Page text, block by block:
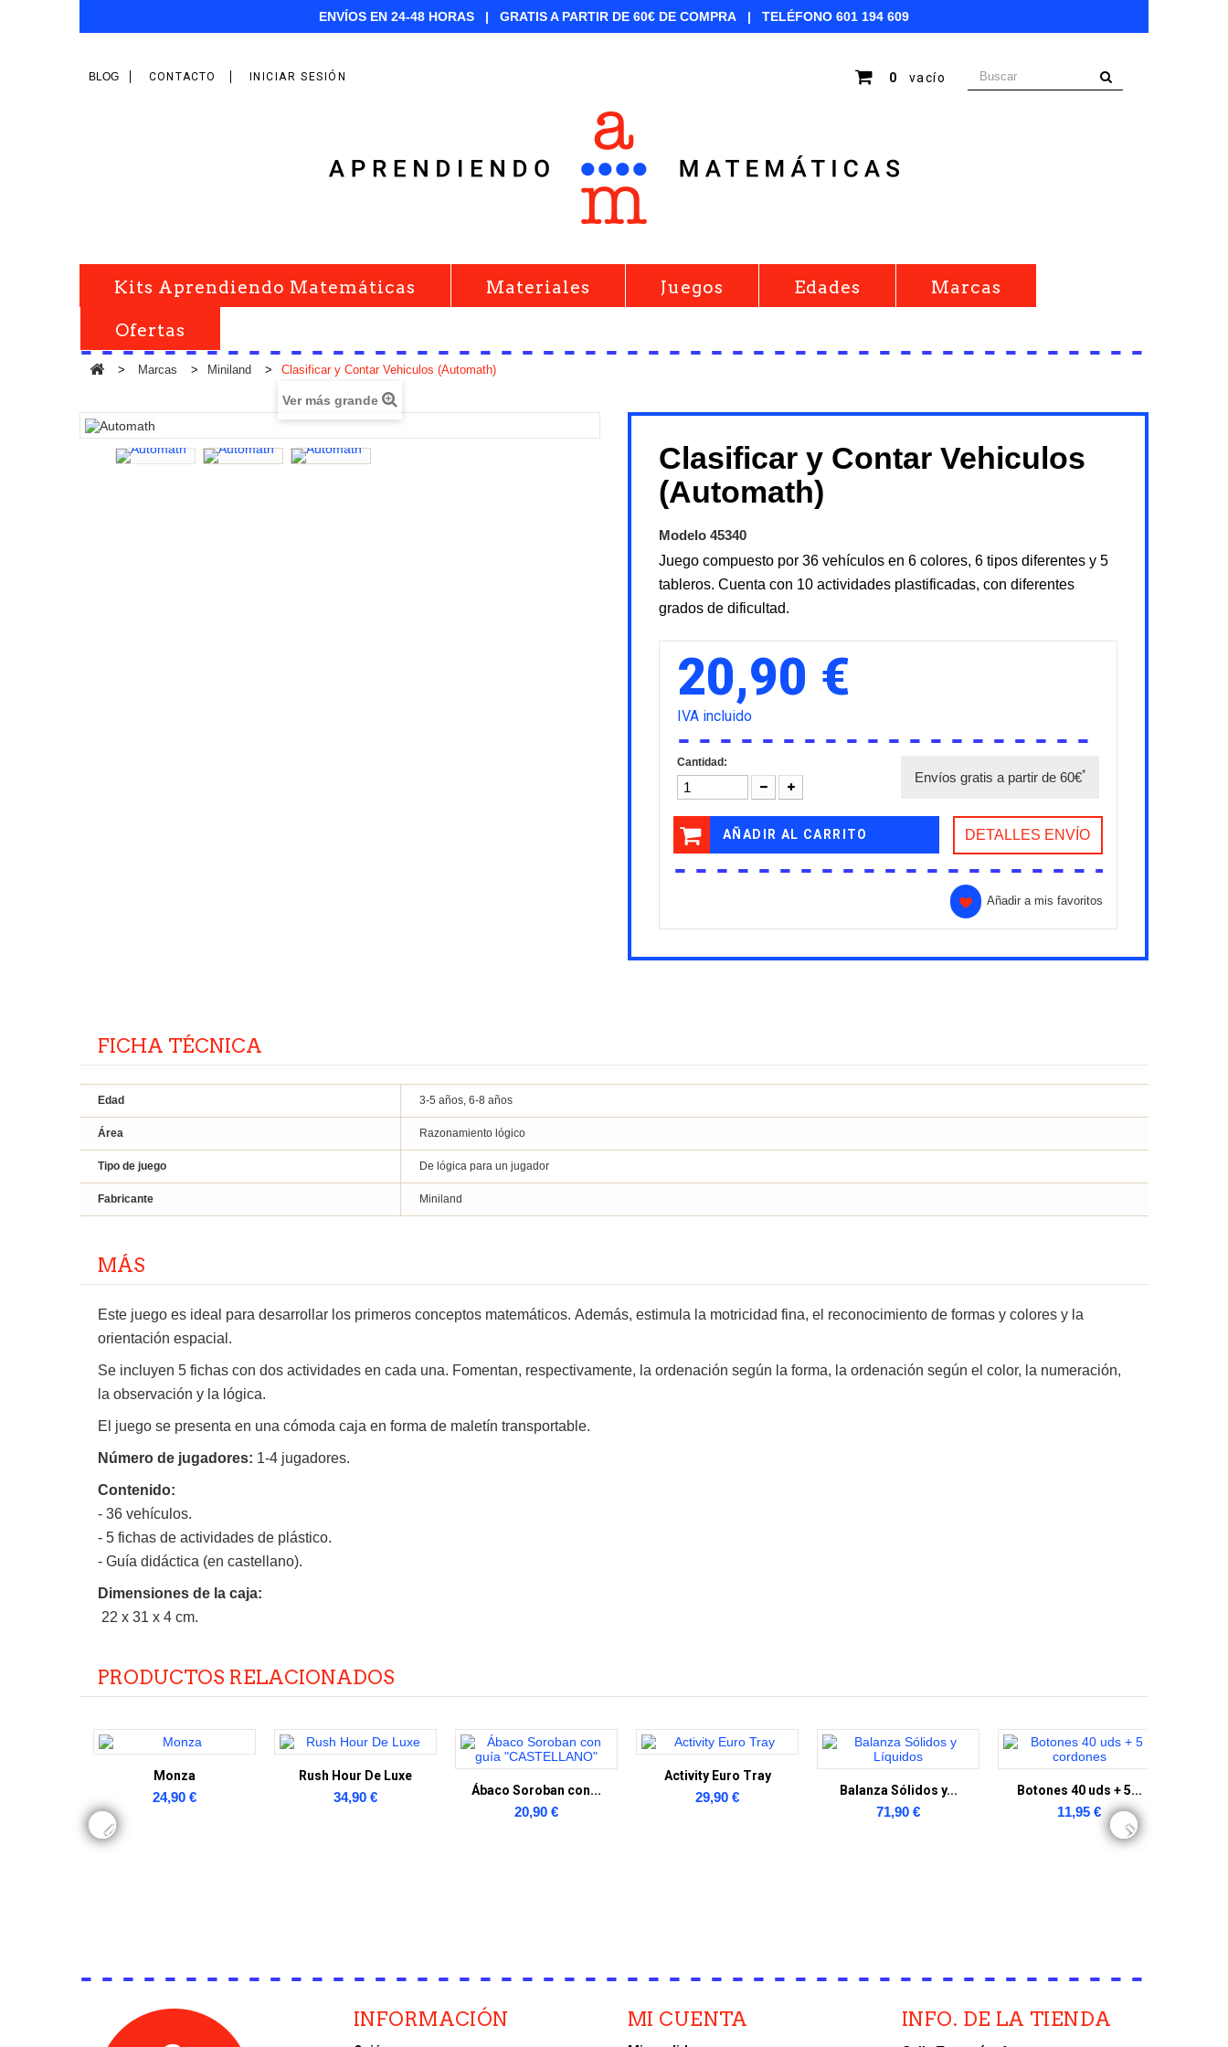
ENVÍOS EN 24-48 HORAS | GRATIS A PARTIR DE 60€ DE COMPRA | TELÉFONO 601 194 609
BLOG CONTACTO INICIAR SESIÓN 0 vacío
Kits Aprendiendo Matemáticas Materiales Juegos Edades Marcas
Ofertas
> Marcas > Miniland > Clasificar y Contar Vehiculos (Automath)
Ver más grande
Clasificar y Contar Vehiculos
(Automath)
Modelo 45340
Juego compuesto por 36 vehículos en 6 colores, 6 tipos diferentes y 5
tableros. Cuenta con 10 actividades plastificadas, con diferentes
grados de dificultad.
20,90 €
IVA incluido
Cantidad:
Envíos gratis a partir de 60€*
AÑADIR AL CARRITO DETALLES ENVÍO
Añadir a mis favoritos
FICHA TÉCNICA
Edad 3-5 años, 6-8 años
Área Razonamiento lógico
Tipo de juego De lógica para un jugador
Fabricante Miniland
MÁS
Este juego es ideal para desarrollar los primeros conceptos matemáticos. Además, estimula la motricidad fina, el reconocimiento de formas y colores y la
orientación espacial.
Se incluyen 5 fichas con dos actividades en cada una. Fomentan, respectivamente, la ordenación según la forma, la ordenación según el color, la numeración,
la observación y la lógica.
El juego se presenta en una cómoda caja en forma de maletín transportable.
Número de jugadores: 1-4 jugadores.
Contenido:
- 36 vehículos.
- 5 fichas de actividades de plástico.
- Guía didáctica (en castellano).
Dimensiones de la caja:
22 x 31 x 4 cm.
PRODUCTOS RELACIONADOS
Monza
24,90 €
Rush Hour De Luxe
34,90 € Ábaco Soroban con...
20,90 €
Activity Euro Tray
29,90 € Balanza Sólidos y...
71,90 €
Botones 40 uds + 5...
11,95 €
INFORMACIÓN MI CUENTA INFO. DE LA TIENDA